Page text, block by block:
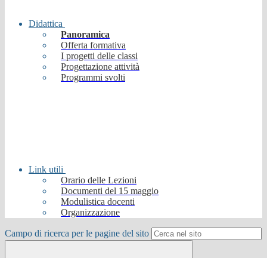
Didattica
Panoramica
Offerta formativa
I progetti delle classi
Progettazione attività
Programmi svolti
Link utili
Orario delle Lezioni
Documenti del 15 maggio
Modulistica docenti
Organizzazione
Campo di ricerca per le pagine del sito